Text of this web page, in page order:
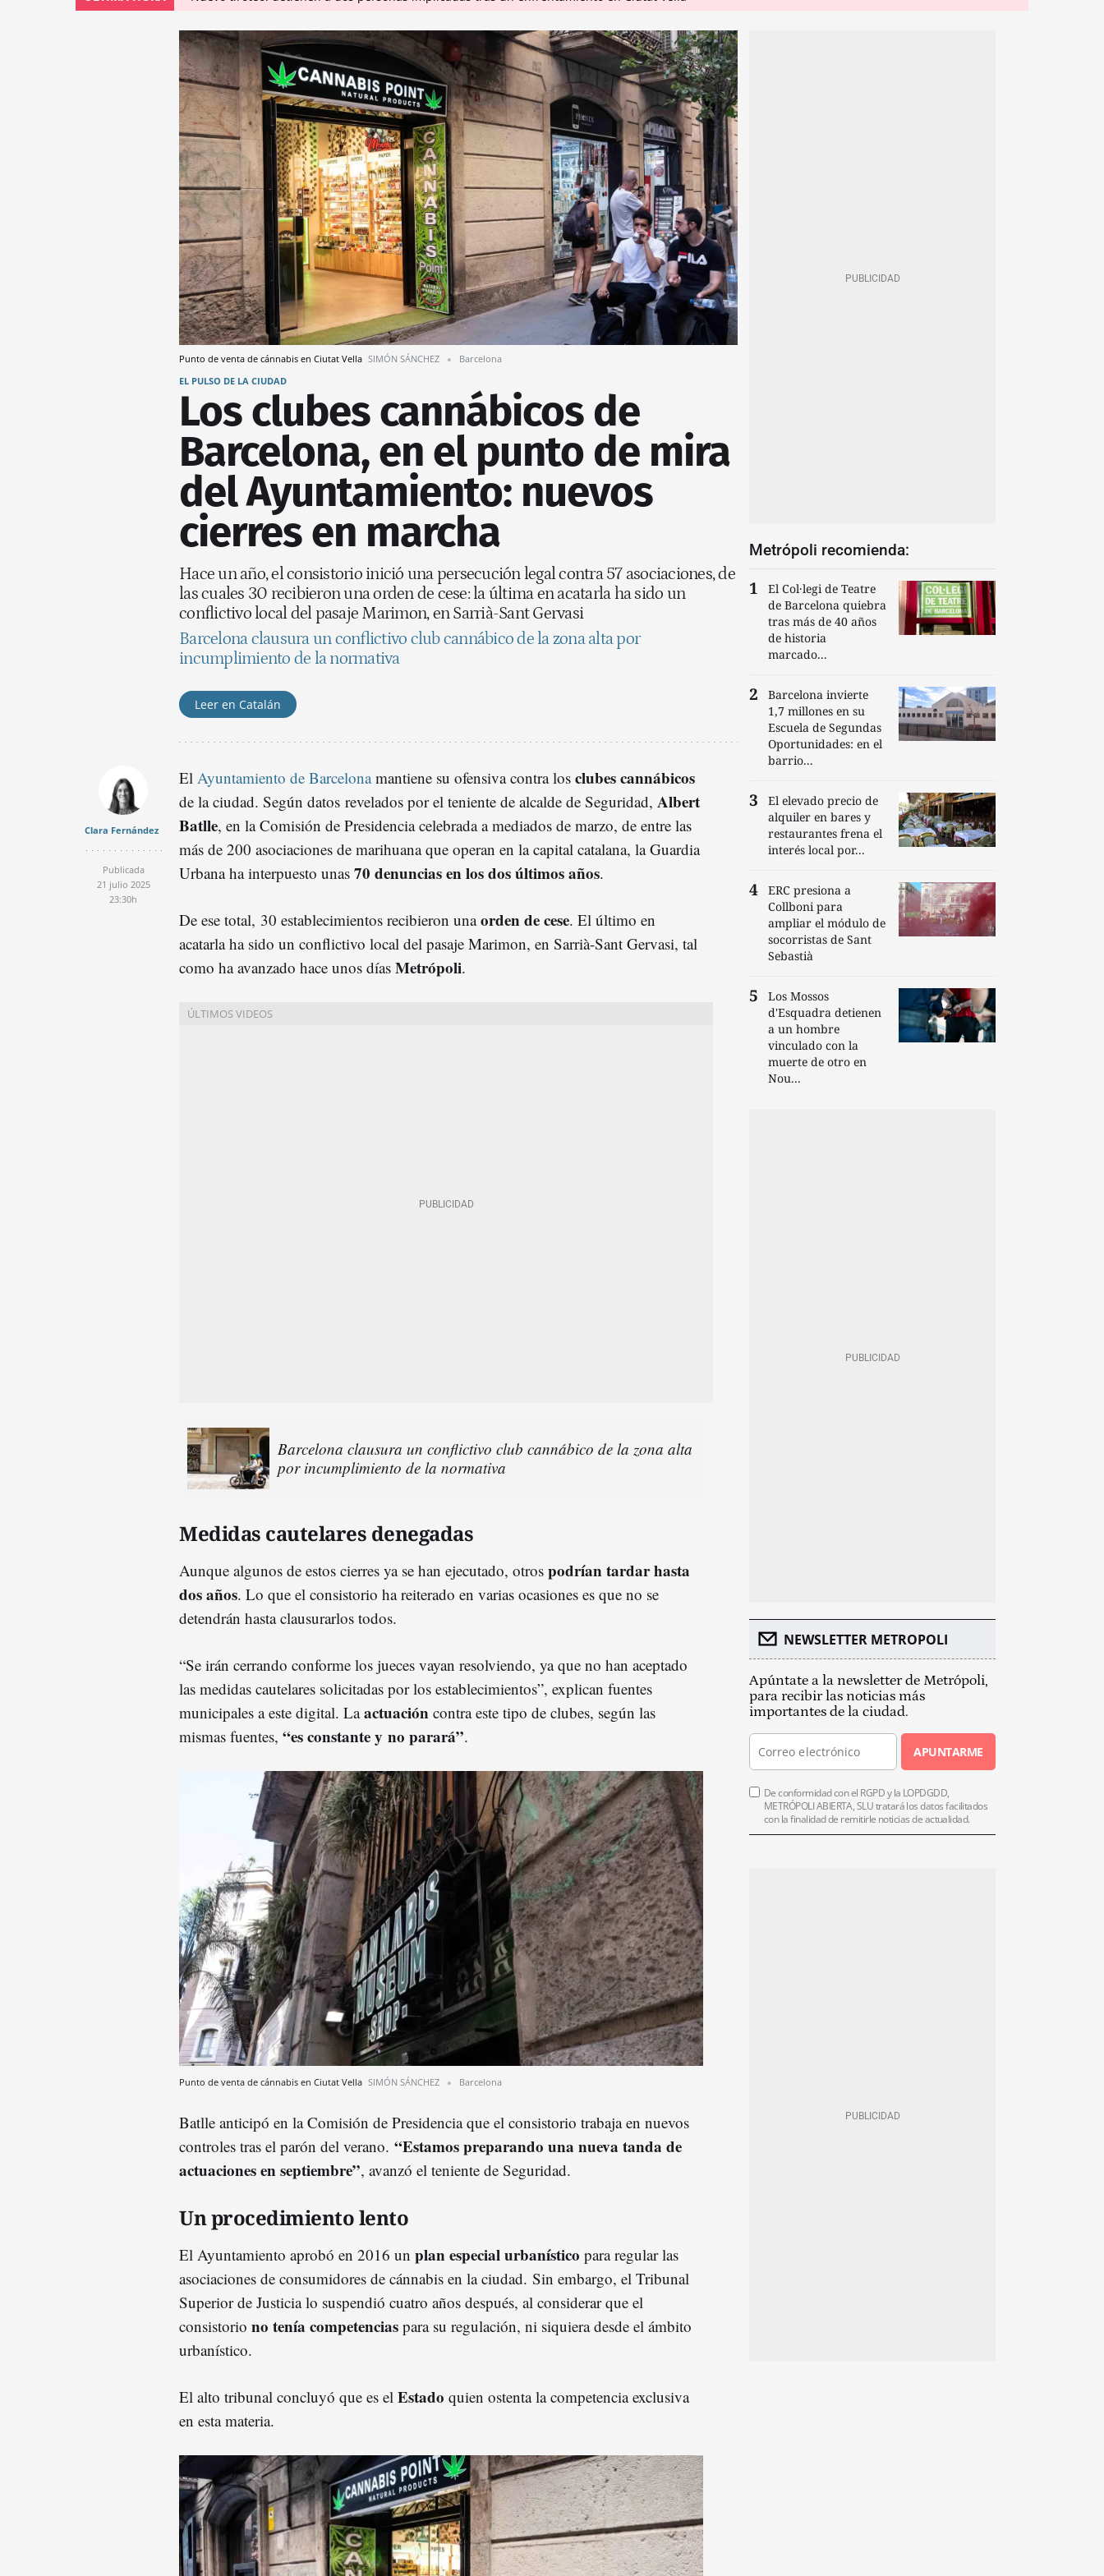
Punto de venta de cánnabis en Ciutat Vella SIMÓN SÁNCHEZ
Barcelona
EL PULSO DE LA CIUDAD
Los clubes cannábicos de
Barcelona, en el punto de mira
del Ayuntamiento: nuevos
cierres en marcha
Hace un año, el consistorio inició una persecución legal contra 57 asociaciones, de
las cuales 30 recibieron una orden de cese: la última en acatarla ha sido un
conflictivo local del pasaje Marimon, en Sarrià-Sant Gervasi
Barcelona clausura un conflictivo club cannábico de la zona alta por
incumplimiento de la normativa
Leer en Catalán
Clara Fernández
Publicada
21 julio 2025
23:30h
El Ayuntamiento de Barcelonamantiene su ofensiva contra los clubes cannábicos
de la ciudad. Según datos revelados por el teniente de alcalde de Seguridad, Albert
Batlle, en la Comisión de Presidencia celebrada a mediados de marzo, de entre las
más de 200 asociaciones de marihuana que operan en la capital catalana, la Guardia
Urbana ha interpuesto unas 70 denuncias en los dos últimos años.
De ese total, 30 establecimientos recibieron unaorden de cese. El último en
acatarla ha sido un conflictivo local del pasaje Marimon, en Sarrià-Sant Gervasi, tal
como ha avanzado hace unos días Metrópoli.
Barcelona clausura un conflictivo club cannábico de la zona alta
por incumplimiento de la normativa
Medidas cautelares denegadas
Aunque algunos de estos cierres ya se han ejecutado, otros podrían tardar hasta
dos años. Lo que el consistorio ha reiterado en varias ocasiones es que no se
detendrán hasta clausurarlos todos.
“Se irán cerrando conforme los jueces vayan resolviendo, ya que no han aceptado
las medidas cautelares solicitadas por los establecimientos”, explican fuentes
municipales a este digital. Laactuación contra este tipo de clubes, según las
mismas fuentes, “es constante y no parará”.
Punto de venta de cánnabis en Ciutat Vella SIMÓN SÁNCHEZ Barcelona
Batlle anticipó en la Comisión de Presidencia que el consistorio trabaja en nuevos
controles tras el parón del verano. “Estamos preparando una nueva tanda de
actuaciones en septiembre”, avanzó el teniente de Seguridad.
Un procedimiento lento
El Ayuntamiento aprobó en 2016 un plan especial urbanístico para regular las
asociaciones de consumidores de cánnabis en la ciudad. Sin embargo, el Tribunal
Superior de Justicia lo suspendió cuatro años después, al considerar que el
consistorio no tenía competencias para su regulación, ni siquiera desde el ámbito
urbanístico.
El alto tribunal concluyó que es el Estado quien ostenta la competencia exclusiva
en esta materia.
Metrópoli recomienda:
El Col·legi de Teatre
de Barcelona quiebra
tras más de 40 años
de historia
marcado...
Barcelona invierte
1,7 millones en su
Escuela de Segundas
Oportunidades: en el
barrio...
El elevado precio de
alquiler en bares y
restaurantes frena el
interés local por...
ERC presiona a
Collboni para
ampliar el módulo de
socorristas de Sant
Sebastià
Los Mossos
d'Esquadra detienen
a un hombre
vinculado con la
muerte de otro en
Nou...
NEWSLETTER METROPOLI
Apúntate a la newsletter de Metrópoli,
para recibir las noticias más
importantes de la ciudad.
APUNTARME
De conformidad con el RGPD y la LOPDGDD,
METRÓPOLI ABIERTA, SLU tratará los datos facilitados
con la finalidad de remitirle noticias de actualidad.